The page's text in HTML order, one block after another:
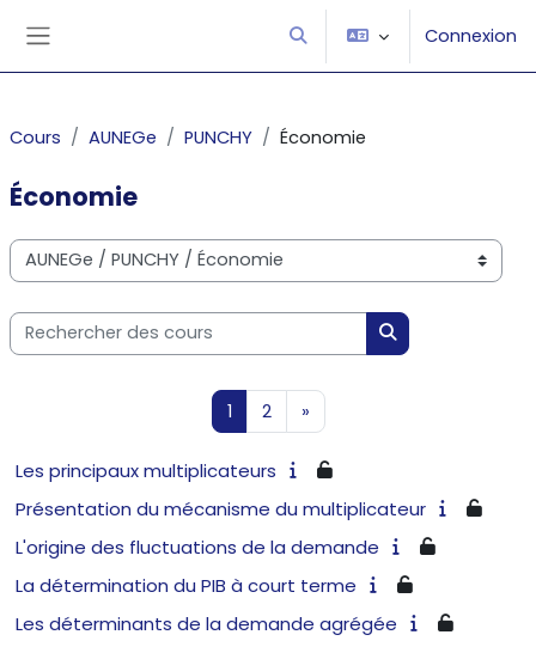
Activer/désactiver la saisie
Connexion
Cours AUNEGe PUNCHY Économie
Économie
Catégories de cours
Rechercher des cours
Rechercher des
1Page 1
2Page 2
»Page suivante
Les principaux multiplicateurs
Présentation du mécanisme du multiplicateur
L'origine des fluctuations de la demande
La détermination du PIB à court terme
Les déterminants de la demande agrégée